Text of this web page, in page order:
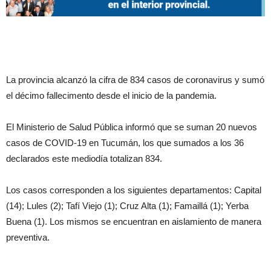
La provincia alcanzó la cifra de 834 casos de coronavirus y sumó
el décimo fallecimento desde el inicio de la pandemia.
El Ministerio de Salud Pública informó que se suman 20 nuevos
casos de COVID-19 en Tucumán, los que sumados a los 36
declarados este mediodía totalizan 834.
Los casos corresponden a los siguientes departamentos: Capital
(14); Lules (2); Tafí Viejo (1); Cruz Alta (1); Famaillá (1); Yerba
Buena (1). Los mismos se encuentran en aislamiento de manera
preventiva.